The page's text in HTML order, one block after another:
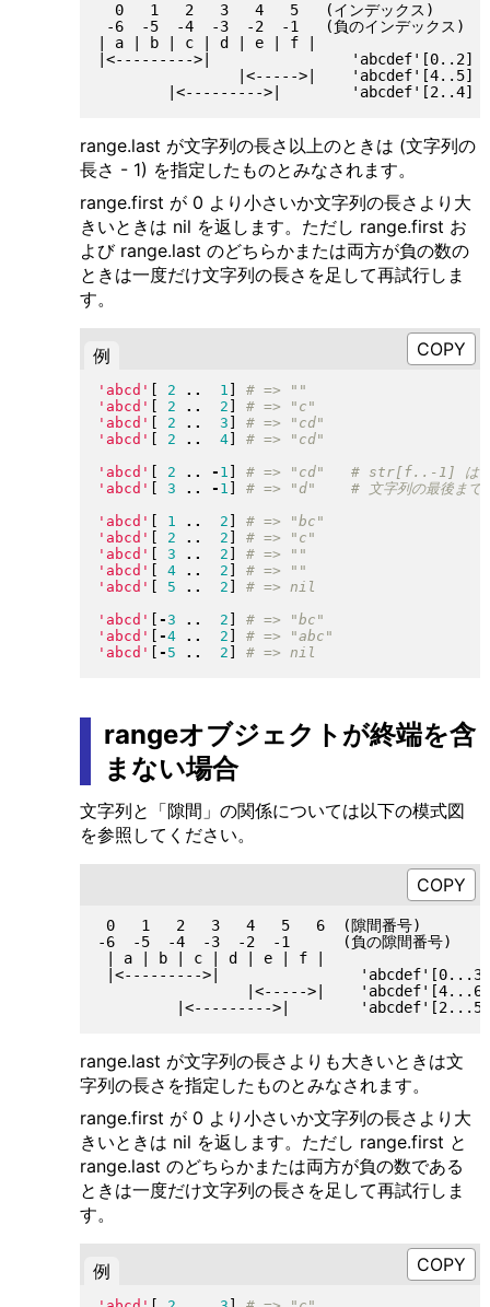
  0   1   2   3   4   5   (インデックス)
-6  -5  -4  -3  -2  -1   (負のインデックス)
| a | b | c | d | e | f |
|<--------->|                'abcdef'[0..2]
|<----->|    'abcdef'[4..5]
range.last が文字列の長さ以上のときは (文字列の
長さ - 1) を指定したものとみなされます。
range.first が 0 より小さいか文字列の長さより大
きいときは nil を返します。ただし range.first お
よび range.last のどちらかまたは両方が負の数の
ときは一度だけ文字列の長さを足して再試行しま
す。
例
'abcd' 2 .. 1
'abcd'
2 .. 2
'abcd'
2 .. 3
'abcd'
2 .. 4]
'abcd'
2 .. - 1
'abcd'
3 .. - 1
'abcd'
1 .. 2
'abcd'
2 .. 2
'abcd'
3 .. 2
'abcd'
4 .. 2
'abcd'
5 .. 2
'abcd'
-3 .. 2
'abcd'
-4 .. 2
'abcd'
- 5 .. 2
rangeオブジェクトが終端を含
まない場合
文字列と「隙間」の関係については以下の模式図
を参照してください。
0   1   2   3   4   5   6  (隙間番号)
-6  -5  -4  -3  -2  -1      (負の隙間番号)
| a | b | c | d | e | f |
|<--------->|                'abcdef'[0...3]
|<----->|
range.last が文字列の長さよりも大きいときは文
字列の長さを指定したものとみなされます。
range.first が 0 より小さいか文字列の長さより大
きいときは nil を返します。ただし range.first と
range.last のどちらかまたは両方が負の数である
ときは一度だけ文字列の長さを足して再試行しま
す。
例